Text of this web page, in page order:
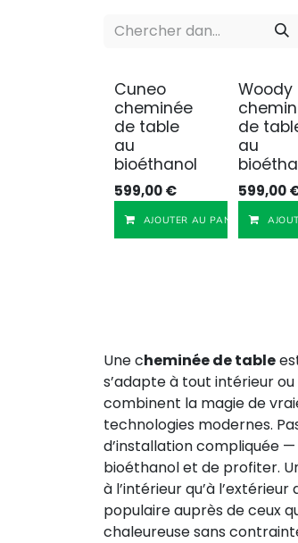
Cuneo
cheminée
de table
au
bioéthanol
599,00€
AJOUTER AU PANIER
Woody
de
au
599,00
Une cheminée de table
s’adapte à tout intérieur
combinent la magie de
technologies modernes.
d’installation compliquée
bioéthanol et de profiter.
à l’intérieur qu’à
populaire auprès de ceux
chaleureuse sans